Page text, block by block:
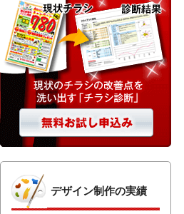
デザイン制作の実績